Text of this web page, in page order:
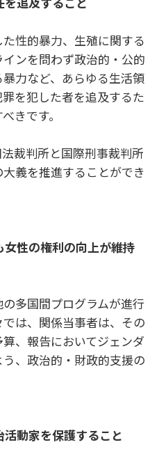
性的暴力、生殖に関する
ンを問わず政治的・公的
力など、あらゆる生活領
を犯した者を追及するた
きです。
裁判所と国際刑事裁判所
義を推進することができ
性の権利の向上が維持
多国間プログラムが進行
は、関係当事者は、その
、報告においてジェンダ
、政治的・財政的支援の
動家を保護すること